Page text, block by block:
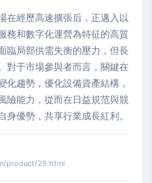
在經歷高速擴張后，正邁入以
務和數字化運營為特征的高質
臨局部供需失衡的壓力，但長
對于市場參與者而言，關鍵在
化趨勢，優化設備資產結構，
險能力，從而在日益規范與競
身優勢，共享行業成長紅利。
product/29.html